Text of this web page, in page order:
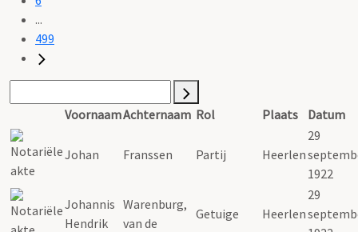
...
499
VoornaamAchternaam Rol Plaats Datum
Johan Franssen Partij Heerlen
29
1922
Johannis
Hendrik
Warenburg,
van de
Getuige Heerlen
29